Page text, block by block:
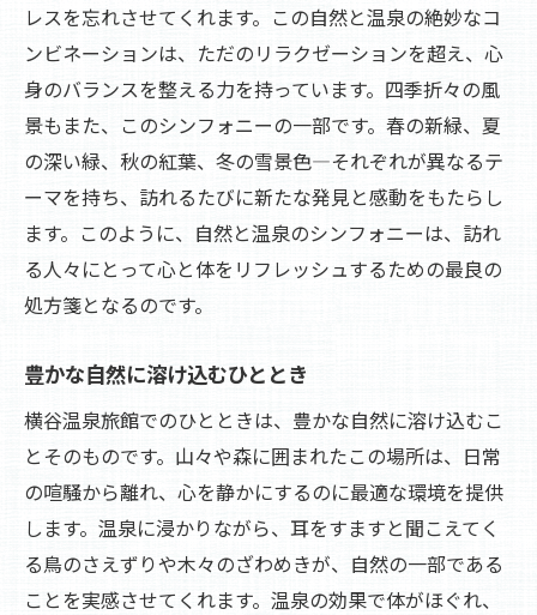
レスを忘れさせてくれます。この自然と温泉の絶妙なコ
ンビネーションは、ただのリラクゼーションを超え、心
身のバランスを整える力を持っています。四季折々の風
景もまた、このシンフォニーの一部です。春の新緑、夏
の深い緑、秋の紅葉、冬の雪景色—それぞれが異なるテ
ーマを持ち、訪れるたびに新たな発見と感動をもたらし
ます。このように、自然と温泉のシンフォニーは、訪れ
る人々にとって心と体をリフレッシュするための最良の
処方箋となるのです。
豊かな自然に溶け込むひととき
横谷温泉旅館でのひとときは、豊かな自然に溶け込むこ
とそのものです。山々や森に囲まれたこの場所は、日常
の喧騒から離れ、心を静かにするのに最適な環境を提供
します。温泉に浸かりながら、耳をすますと聞こえてく
る鳥のさえずりや木々のざわめきが、自然の一部である
ことを実感させてくれます。温泉の効果で体がほぐれ、